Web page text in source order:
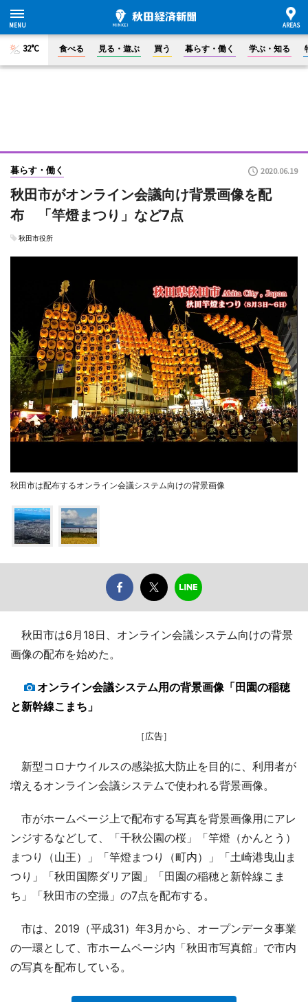
32°C 食べる 見る・遊ぶ 買う 暮らす・働く 学ぶ・知る
暮らす・働く 2020.06.19
秋田市がオンライン会議向け背景画像を配
布 「竿燈まつり」など7点
秋田市役所
秋田市は配布するオンライン会議システム向けの背景画像
秋田市は6月18日、オンライン会議システム向けの背景
画像の配布を始めた。
オンライン会議システム用の背景画像「田園の稲穂
と新幹線こまち」
［広告］
新型コロナウイルスの感染拡大防止を目的に、利用者が
増えるオンライン会議システムで使われる背景画像。
市がホームページ上で配布する写真を背景画像用にアレ
ンジするなどして、「千秋公園の桜」「竿燈（かんとう）
まつり（山王）」「竿燈まつり（町内）」「土崎港曳山ま
つり」「秋田国際ダリア園」「田園の稲穂と新幹線こま
ち」「秋田市の空撮」の7点を配布する。
市は、2019（平成31）年3月から、オープンデータ事業
の一環として、市ホームページ内「秋田市写真館」で市内
の写真を配布している。